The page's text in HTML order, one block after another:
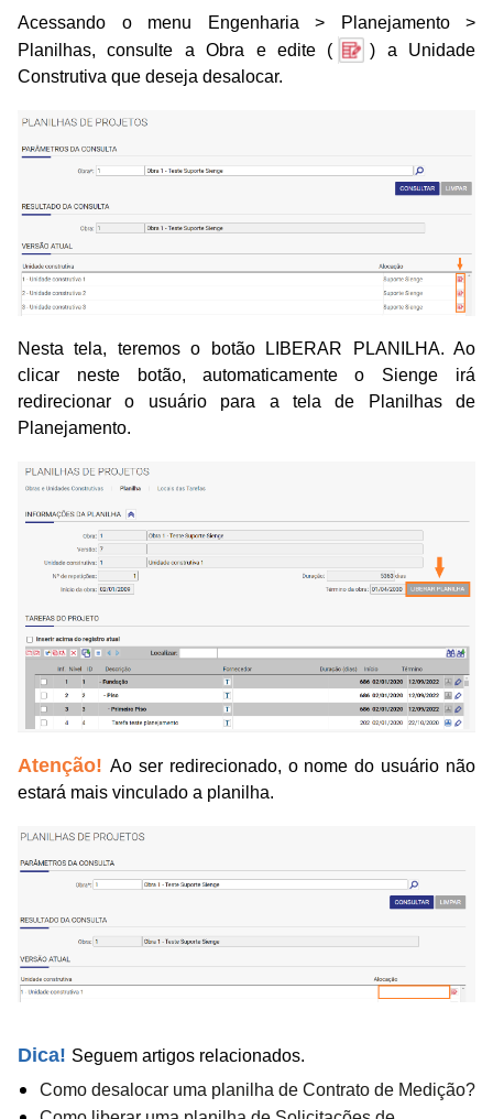
Acessando o menu Engenharia > Planejamento >
Planilhas, consulte a Obra e edite (
) a Unidade
Construtiva que deseja desalocar.
Nesta tela, teremos o botão LIBERAR PLANILHA. Ao
clicar neste botão, automaticamente o Sienge irá
redirecionar o usuário para a tela de Planilhas de
Planejamento.
Atenção! Ao ser redirecionado, o nome do usuário não
estará mais vinculado a planilha.
Dica! Seguem artigos relacionados.
Como desalocar uma planilha de Contrato de Medição?